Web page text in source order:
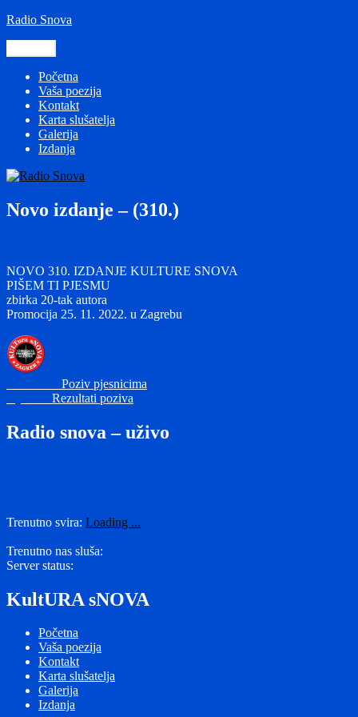
Preskoči
Radio Snova
Početna
Vaša poezija
Kontakt
Karta slušatelja
Galerija
Izdanja
Novo izdanje – (310.)
NOVO 310. IZDANJE KULTURE SNOVA
PIŠEM TI PJESMU
zbirka 20-tak autora
Promocija 25. 11. 2022. u Zagrebu
Navigacija
objava
Prethodna
objava:
Poziv pjesnicima
Sljedeća
Rezultati poziva
Radio snova – uživo
Trenutno svira: Loading ...
Trenutno nas sluša:
Server status:
KultURA sNOVA
Početna
Vaša poezija
Kontakt
Karta slušatelja
Galerija
Izdanja